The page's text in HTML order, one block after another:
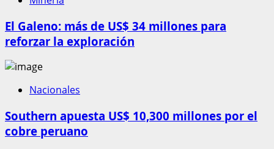
El Galeno: más de US$ 34 millones para
reforzar la exploración
Nacionales
Southern apuesta US$ 10,300 millones por el
cobre peruano